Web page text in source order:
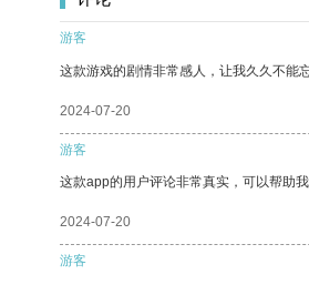
游客
这款游戏的剧情非常感人，让我久久不能忘
2024-07-20
游客
这款app的用户评论非常真实，可以帮助我
2024-07-20
游客